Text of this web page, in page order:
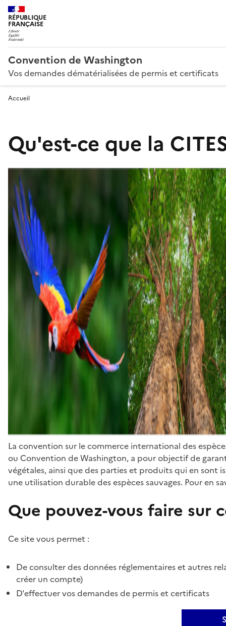
RÉPUBLIQUE
FRANÇAISE
Convention de Washington
Vos demandes dématérialisées de permis et certificats
Accueil
Qu'est-ce que la
La convention sur le commerce international des
ou Convention de Washington, a pour objectif de
végétales, ainsi que des parties et produits qui en sont
une utilisation durable des espèces sauvages. Pour en
Que pouvez-vous faire sur
Ce site vous permet :
De consulter des données réglementaires et autres
créer un compte)
D'effectuer vos demandes de permis et certificats